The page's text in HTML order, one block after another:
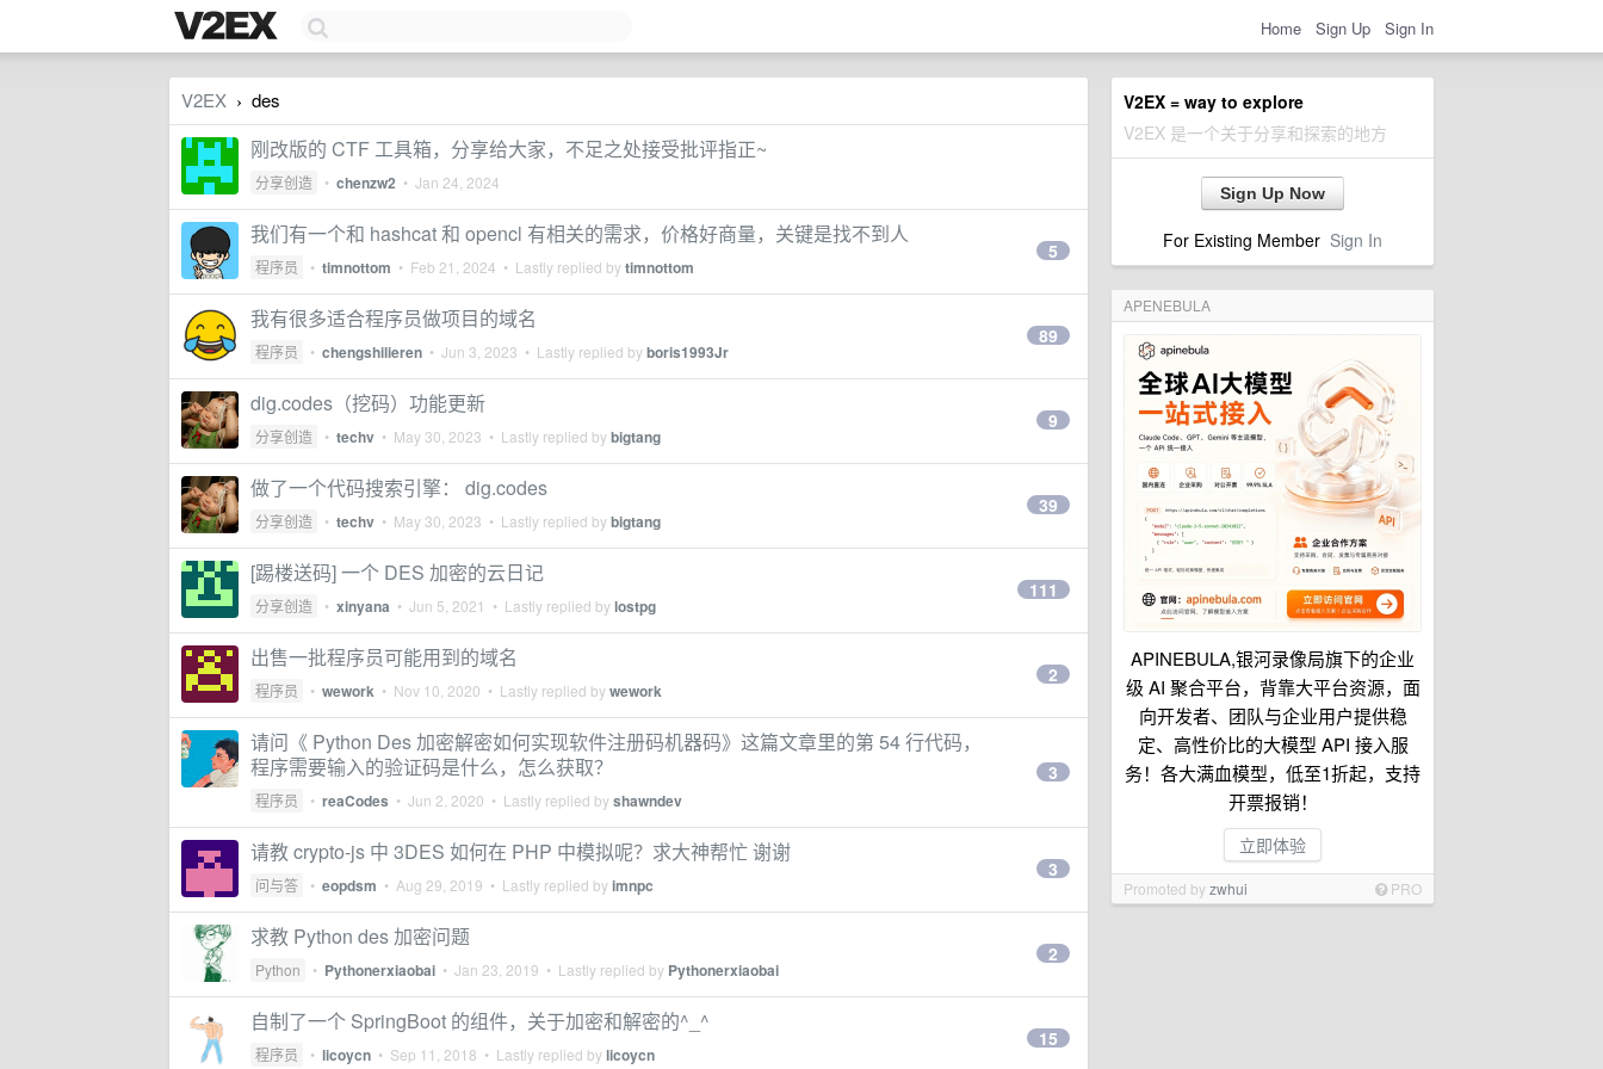
Home Sign Up Sign In
V2EX = way to explore
V2EX 是一个关于分享和探索的地方
Sign Up Now
For Existing Member Sign In
APENEBULA
APINEBULA,银河录像局旗下的企业
级 AI 聚合平台，背靠大平台资源，面
向开发者、团队与企业用户提供稳
定、高性价比的大模型 API 接入服
务！各大满血模型，低至1折起，支持
开票报销！
立即体验
Promoted byzwhui PRO
V2EX › des
刚改版的 CTF 工具箱，分享给大家，不足之处接受批评指正~
分享创造 • chenzw2 • Jan 24, 2024
我们有一个和 hashcat 和 opencl 有相关的需求，价格好商量，关键是找不到人
程序员 • timnottom • Feb 21, 2024 • Lastly replied bytimnottom
5
我有很多适合程序员做项目的域名
程序员 • chengshilieren • Jun 3, 2023 • Lastly replied byboris1993Jr
89
dig.codes（挖码）功能更新
分享创造 • techv • May 30, 2023 • Lastly replied bybigtang
9
做了一个代码搜索引擎： dig.codes
分享创造 • techv • May 30, 2023 • Lastly replied bybigtang
39
[踢楼送码] 一个 DES 加密的云日记
分享创造 • xinyana • Jun 5, 2021 • Lastly replied bylostpg
111
出售一批程序员可能用到的域名
程序员 • wework • Nov 10, 2020 • Lastly replied bywework
2
请问《 Python Des 加密解密如何实现软件注册码机器码》这篇文章里的第 54 行代码，
程序需要输入的验证码是什么，怎么获取？
程序员 • reaCodes • Jun 2, 2020 • Lastly replied byshawndev
3
请教 crypto-js 中 3DES 如何在 PHP 中模拟呢？求大神帮忙 谢谢
问与答 • eopdsm • Aug 29, 2019 • Lastly replied byimnpc
3
求教 Python des 加密问题
Python • Pythonerxiaobai • Jan 23, 2019 • Lastly replied by Pythonerxiaobai
2
自制了一个 SpringBoot 的组件，关于加密和解密的^_^
程序员 • licoycn • Sep 11, 2018 • Lastly replied bylicoycn
15